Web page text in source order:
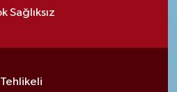
Sağlıksız
Tehlikeli